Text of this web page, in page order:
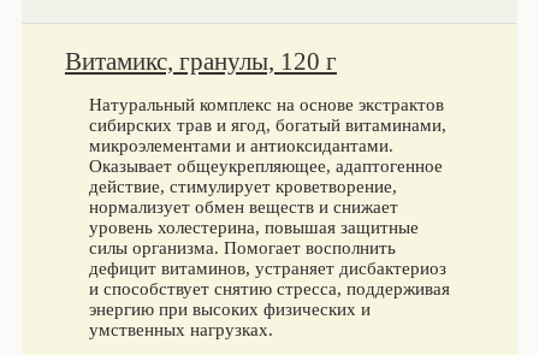
Витамикс, гранулы, 120 г
Натуральный комплекс на основе экстрактов
сибирских трав и ягод, богатый витаминами,
микроэлементами и антиоксидантами.
Оказывает общеукрепляющее, адаптогенное
действие, стимулирует кроветворение,
нормализует обмен веществ и снижает
уровень холестерина, повышая защитные
силы организма. Помогает восполнить
дефицит витаминов, устраняет дисбактериоз
и способствует снятию стресса, поддерживая
энергию при высоких физических и
умственных нагрузках.